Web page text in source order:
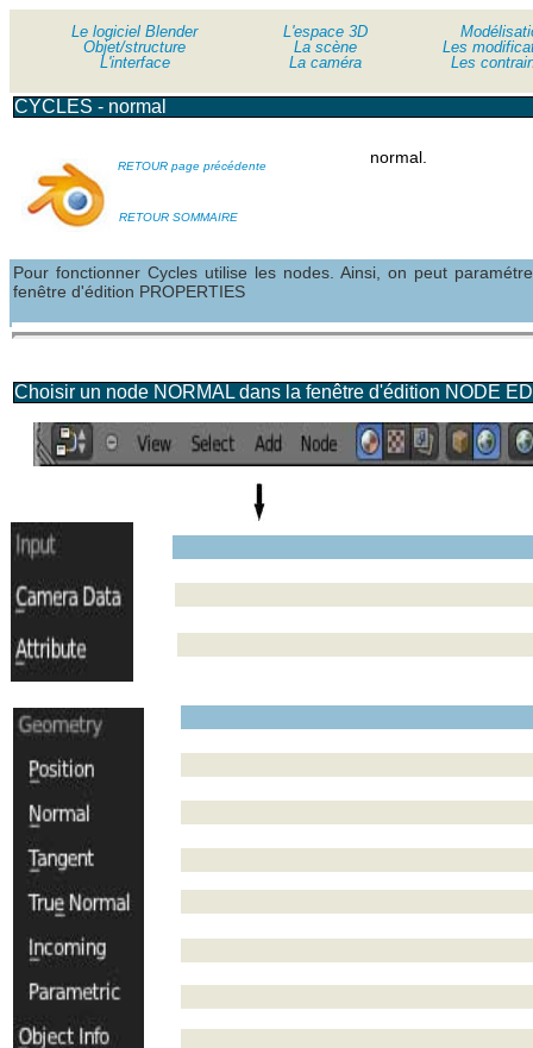
Le logiciel Blender
Objet/structure
L'interface
Le logiciel Blender
Objet/structure
L'interface
L'espace 3D
La scène
La caméra
Les
Les
CYCLES - normal
RETOUR page précédente
RETOUR SOMMAIRE
normal.
Pour fonctionner Cycles utilise les nodes. Ainsi, on peut
fenêtre d'édition PROPERTIES
Choisir un node NORMAL dans la fenêtre d'édition NODE